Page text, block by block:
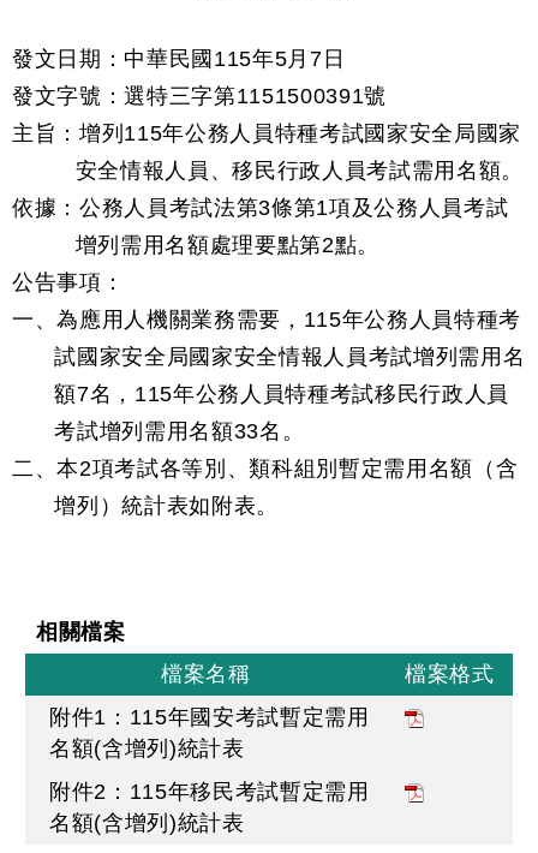
發文日期：中華民國115年5月7日
發文字號：選特三字第1151500391號
主旨：增列115年公務人員特種考試國家安全局國家
安全情報人員、移民行政人員考試需用名額。
依據：公務人員考試法第3條第1項及公務人員考試
增列需用名額處理要點第2點。
公告事項：
一、為應用人機關業務需要，115年公務人員特種考
試國家安全局國家安全情報人員考試增列需用名
額7名，115年公務人員特種考試移民行政人員
考試增列需用名額33名。
二、本2項考試各等別、類科組別暫定需用名額（含
增列）統計表如附表。
相關檔案
檔案名稱
檔案格式
附件1：115年國安考試暫定需用
名額(含增列)統計表
附件2：115年移民考試暫定需用
名額(含增列)統計表